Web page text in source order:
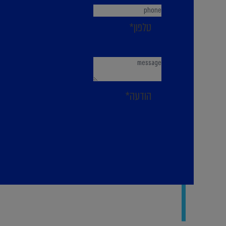
טלפון*
הודעה*